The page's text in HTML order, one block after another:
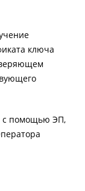
ключа
с помощью ЭП,